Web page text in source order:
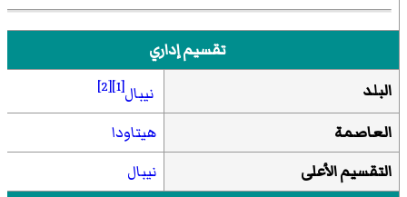
تقسيم إداري
البلد
نيبال[1]
[2]
العاصمة
هيتاودا
التقسيم الأعلى
نيبال